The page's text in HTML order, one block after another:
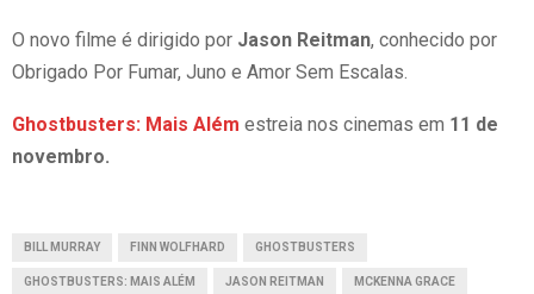
O novo filme é dirigido por Jason Reitman, conhecido por
Obrigado Por Fumar, Juno e Amor Sem Escalas.
Ghostbusters: Mais Além estreia nos cinemas em 11 de
novembro.
BILL MURRAY FINN WOLFHARD GHOSTBUSTERS
GHOSTBUSTERS: MAIS ALÉM JASON REITMAN MCKENNA GRACE